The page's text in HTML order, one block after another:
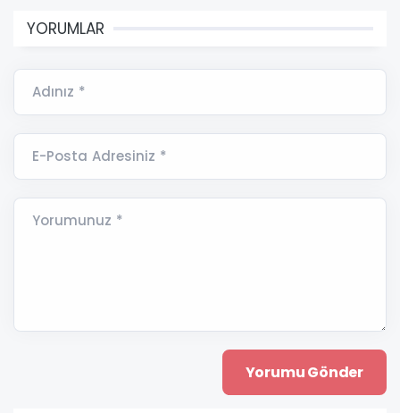
YORUMLAR
Adınız *
E-Posta Adresiniz *
Yorumunuz *